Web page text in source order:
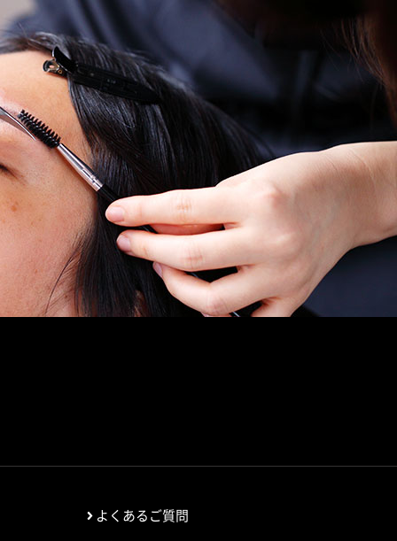
よくあるご質問